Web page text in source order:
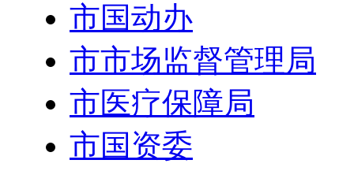
市国动办
市市场监督管理局
市医疗保障局
市国资委